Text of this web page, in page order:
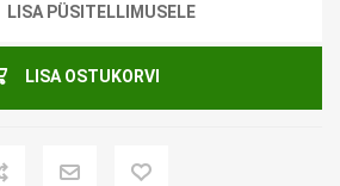
LISA PÜSITELLIMUSELE
LISA OSTUKORVI